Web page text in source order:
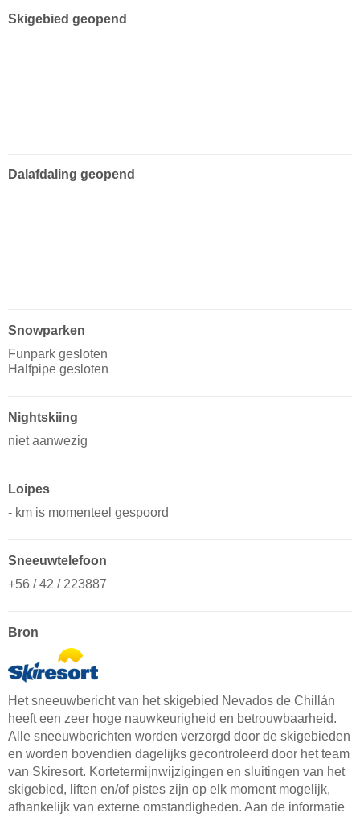
Skigebied geopend
Dalafdaling geopend
Snowparken
Funpark gesloten
Halfpipe gesloten
Nightskiing
niet aanwezig
Loipes
- km is momenteel gespoord
Sneeuwtelefoon
+56 / 42 / 223887
Bron
Het sneeuwbericht van het skigebied Nevados de Chillán
heeft een zeer hoge nauwkeurigheid en betrouwbaarheid.
Alle sneeuwberichten worden verzorgd door de skigebieden
en worden bovendien dagelijks gecontroleerd door het team
van Skiresort. Kortetermijnwijzigingen en sluitingen van het
skigebied, liften en/of pistes zijn op elk moment mogelijk,
afhankelijk van externe omstandigheden. Aan de informatie